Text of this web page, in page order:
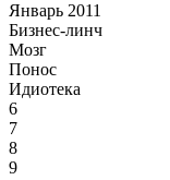
Январь 2011
Бизнес-линч
Мозг
Понос
Идиотека
6
7
8
9